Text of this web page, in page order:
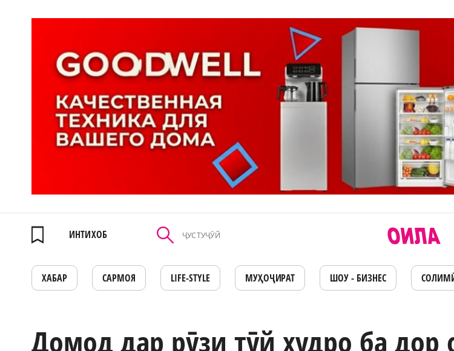
ИНТИХОБ
ХАБАР САРМОЯ LIFE-STYLE МУҲОҶИРАТ ШОУ - БИЗНЕС
Домод дар рӯзи тӯй худро ба дор